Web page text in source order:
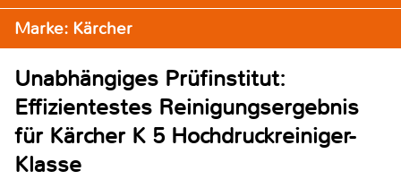
Marke: Kärcher
Unabhängiges Prüfinstitut:
Effizientestes Reinigungsergebnis
für Kärcher K 5 Hochdruckreiniger-
Klasse